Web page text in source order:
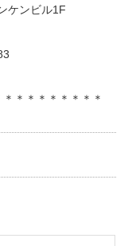
ケンビル1F
＊＊＊＊＊＊＊＊